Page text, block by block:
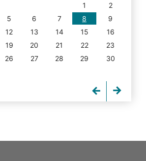
1
2
5 6 7 8
9
12 13 14 15
16
19 20 21 22
23
26 27 28 29
30